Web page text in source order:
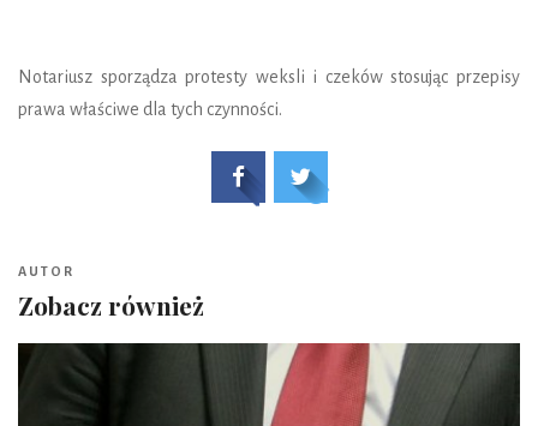
Notariusz sporządza protesty weksli i czeków stosując przepisy
prawa właściwe dla tych czynności.
AUTOR
Zobacz również